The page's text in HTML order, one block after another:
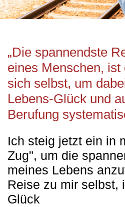
„Die spannendste
eines Menschen, ist
sich selbst, um
Lebens-Glück und
Berufung
Ich steig jetzt ein in
Zug", um die
meines Lebens
Reise zu mir selbst,
Glück